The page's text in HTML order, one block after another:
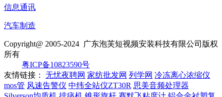
信息通讯
汽车制造
Copyright@ 2005-2024 广东泡芙短视频安装科技有限公司 版权
所有
粤ICP备10823590号
友情链接： 无忧夜聘网 家纺批发网 列学网 冷冻离心浓缩仪
mos管 风速告警仪 中纬全站仪ZT30R 思美音频处理器